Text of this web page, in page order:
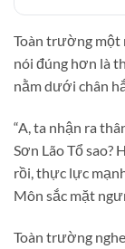
Toàn trường một
nói đúng hơn là
nằm dưới chân
“A, ta nhận ra
Sơn Lão Tổ sao?
rồi, thực lực
Môn sắc mặt
Toàn trường